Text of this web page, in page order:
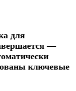
для
—
ключевые